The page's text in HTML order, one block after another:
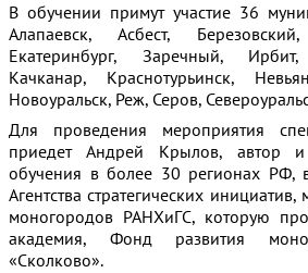
В обучении примут участие 36
Алапаевск, Асбест,
Екатеринбург, Заречный, Ирбит,
Качканар, Краснотурьинск,
Новоуральск, Реж, Серов,
Для проведения мероприятия
приедет Андрей Крылов, автор
обучения в более 30 регионах РФ,
Агентства стратегических
моногородов РАНХиГС, которую
академия, Фонд развития
«Сколково».